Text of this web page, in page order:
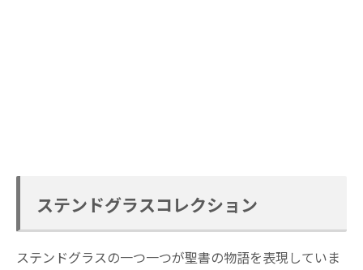
ステンドグラスコレクション
ステンドグラスの一つ一つが聖書の物語を表現していま